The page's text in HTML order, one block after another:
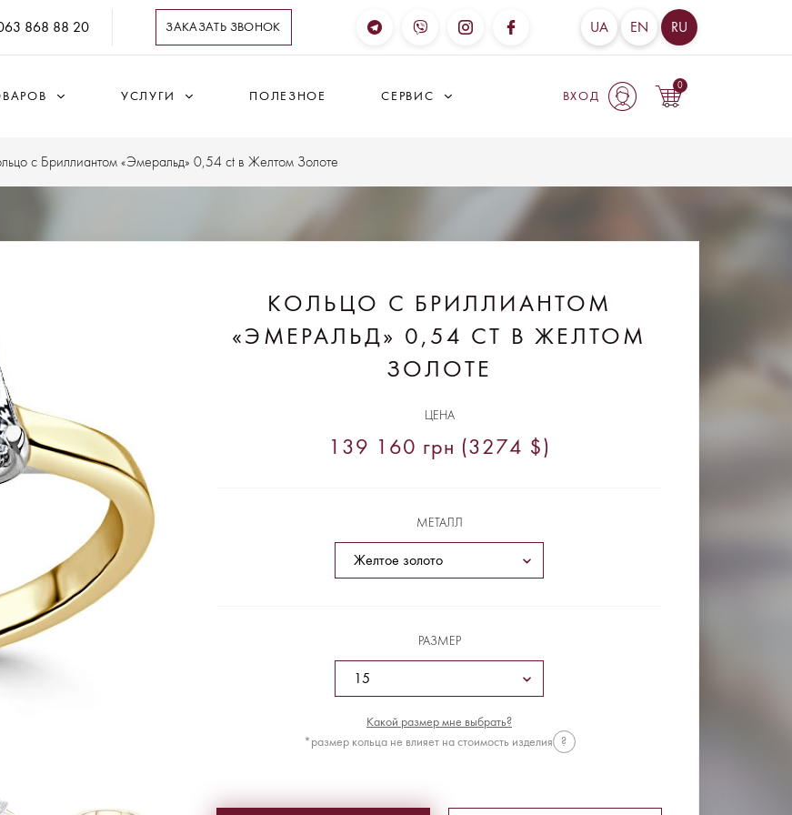
868 88 20 ЗАКАЗАТЬ ЗВОНОК UA EN RU
УСЛУГИ ПОЛЕЗНОЕ СЕРВИС ВХОД
0
с Бриллиантом «Эмеральд» 0,54 ct в Желтом Золоте
КОЛЬЦО С БРИЛЛИАНТОМ
«ЭМЕРАЛЬД» 0,54 CT В ЖЕЛТОМ
ЗОЛОТЕ
ЦЕНА
139 160 грн (3274 $)
МЕТАЛЛ
РАЗМЕР
Какой размер мне выбрать?
*размер кольца не влияет на стоимость изделия
?